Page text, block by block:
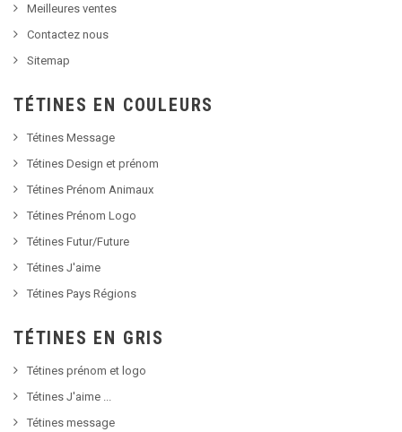
Meilleures ventes
Contactez nous
Sitemap
TÉTINES EN COULEURS
Tétines Message
Tétines Design et prénom
Tétines Prénom Animaux
Tétines Prénom Logo
Tétines Futur/Future
Tétines J'aime
Tétines Pays Régions
TÉTINES EN GRIS
Tétines prénom et logo
Tétines J'aime ...
Tétines message